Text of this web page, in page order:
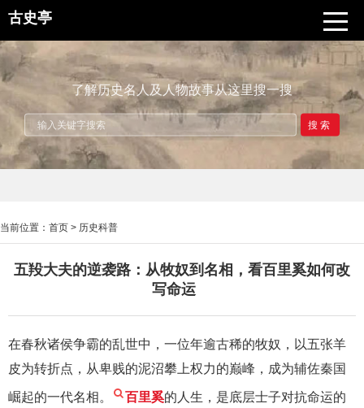
古史亭
了解历史名人及人物故事从这里搜一搜
搜索
当前位置： 首页 > 历史科普
五羖大夫的逆袭路：从牧奴到名相，看百里奚如何改
写命运
在春秋诸侯争霸的乱世中，一位年逾古稀的牧奴，以五张羊
皮为转折点，从卑贱的泥沼攀上权力的巅峰，成为辅佐秦国
崛起的一代名相。 百里奚的人生，是底层士子对抗命运的